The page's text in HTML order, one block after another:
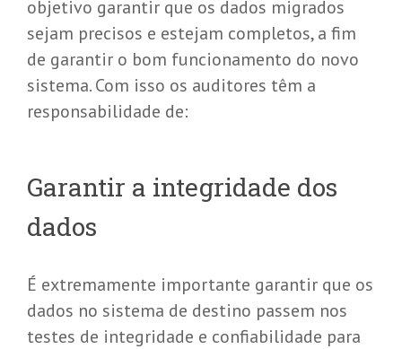
objetivo garantir que os dados migrados
sejam precisos e estejam completos, a fim
de garantir o bom funcionamento do novo
sistema. Com isso os auditores têm a
responsabilidade de:
Garantir a integridade dos
dados
É extremamente importante garantir que os
dados no sistema de destino passem nos
testes de integridade e confiabilidade para